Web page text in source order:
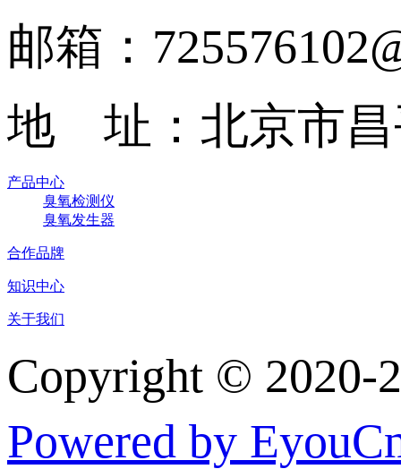
邮箱：
地 址：北京市昌
产品中心
臭氧检测仪
臭氧发生器
合作品牌
知识中心
关于我们
Copyright ©
Powered by